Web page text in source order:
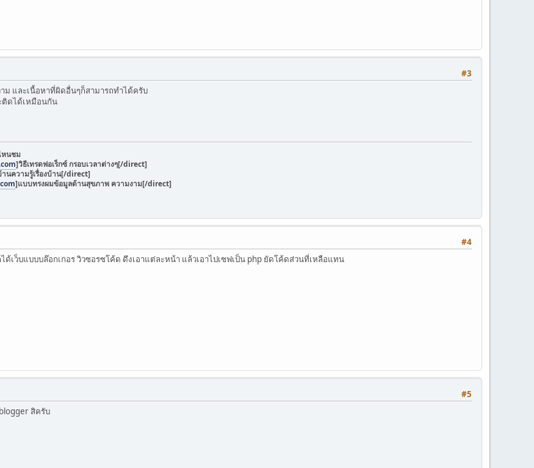
#3
ม และเนื้อหาที่ผิดอื่นๆก็สามารถทำได้ครับ
ติดได้เหมือนกัน
หนชม
]วิธีเทรดฟอเร็กซ์ กรอบเวลาต่างๆ[/direct]
นความรู้เรื่องบ้าน[/direct]
]แบบทรงผมข้อมูลด้านสุขภาพ ความงาม[/direct]
#4
ด้เว็บแบบบล๊อกเกอร วิวซอรซโค้ด ดึงเอาแต่ละหน้า แล้วเอาไปเซฟเป็น php ยัดโค้ดส่วนที่เหลือแทน
#5
สิครับ